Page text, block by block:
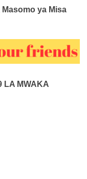
ya Misa
LA MWAKA